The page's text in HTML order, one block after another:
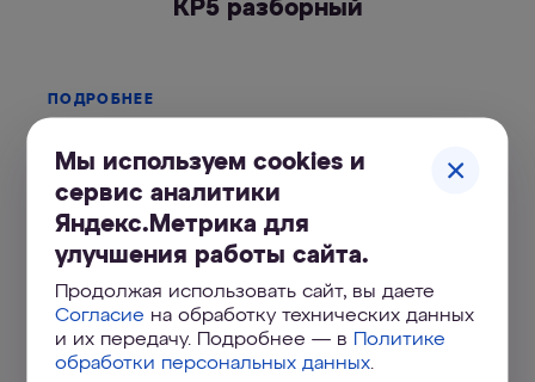
КР5 разборный
ПОДРОБНЕЕ
Мы используем cookies и
сервис аналитики
Яндекс.Метрика для
улучшения работы сайта.
Продолжая использовать сайт, вы даете
Согласие на обработку технических данных
и их передачу. Подробнее — в Политике
обработки персональных данных